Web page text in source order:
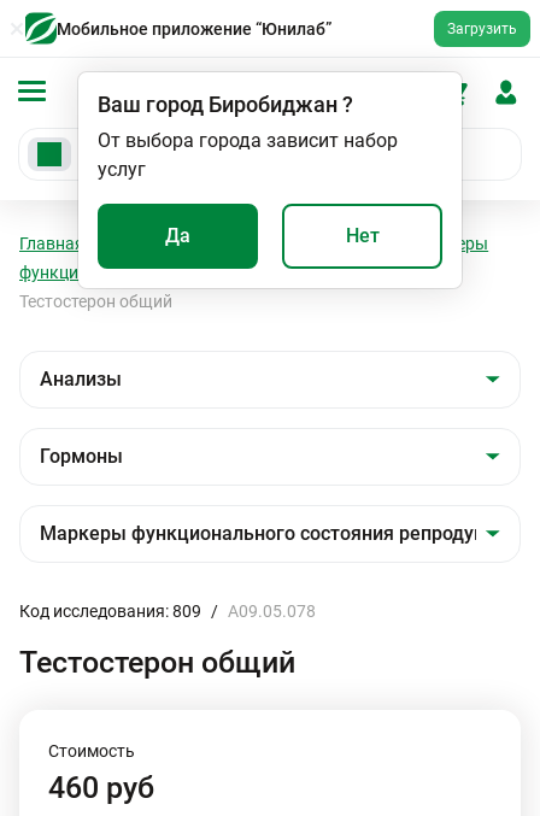
Мобильное приложение “Юнилаб” Загрузить
Ваш город Биробиджан?
От выбора города зависит набор
услуг
Да Нет
Главная Анализы Гормоны
Маркеры
функционального состояния репродуктивной сферы
Тестостерон общий
Код исследования: 809 / A09.05.078
Тестостерон общий
Стоимость
460 руб